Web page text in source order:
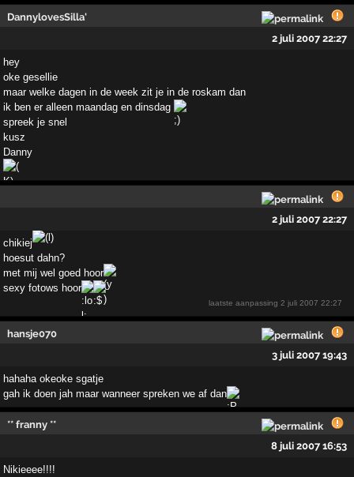
DannylovesSilla'
2 juli 2007 22:27
hey
oke gesellie
maar welke dagen in de week zit je in de roskam dan
ik ben er alleen maandag en dinsdag
spreek je snel
kusz
Danny
2 juli 2007 22:27
chikiej
hoesut dahn?
met mij wel goed hoor
sexy fotows hoor
laatste aanpassing2 juli 2007 22:27
hansje070
3 juli 2007 19:43
hahaha okeoke sgatje
gah ik doen jah maar wanneer spreken we af dan
** franny **
8 juli 2007 16:53
Nikieeee!!!!